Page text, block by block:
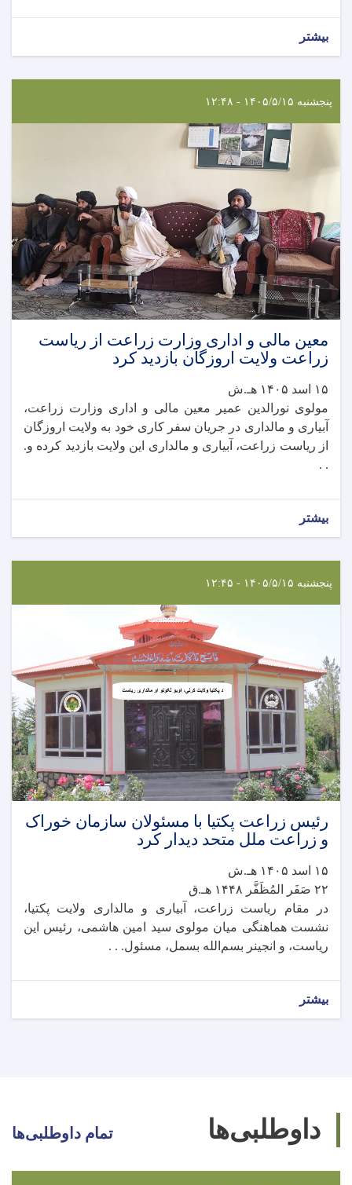
بیشتر
پنجشنبه ۱۴۰۵/۵/۱۵ - ۱۲:۴۸
معین مالی و اداری وزارت زراعت از ریاست
زراعت ولایت اروزگان بازدید کرد
۱۵ اسد ۱۴۰۵ هـ.ش
مولوی نورالدین عمیر معین مالی و اداری وزارت زراعت،
آبیاری و مالداری در جریان سفر کاری خود به ولایت اروزگان
از ریاست زراعت، آبیاری و مالداری این ولایت بازدید کرده و.
. .
بیشتر
پنجشنبه ۱۴۰۵/۵/۱۵ - ۱۲:۴۵
رئیس زراعت پکتیا با مسئولان سازمان خوراک
و زراعت ملل متحد دیدار کرد
۱۵ اسد ۱۴۰۵ هـ.ش
۲۲ صَفَر المُظَفَّر ۱۴۴۸ هـ.ق
در مقام ریاست زراعت، آبیاری و مالداری ولایت پکتیا،
نشست هماهنگی میان مولوی سید امین هاشمی، رئیس این
ریاست، و انجینر بسم‌الله بسمل، مسئول. . .
بیشتر
داوطلبی‌ها تمام داوطلبی‌ها